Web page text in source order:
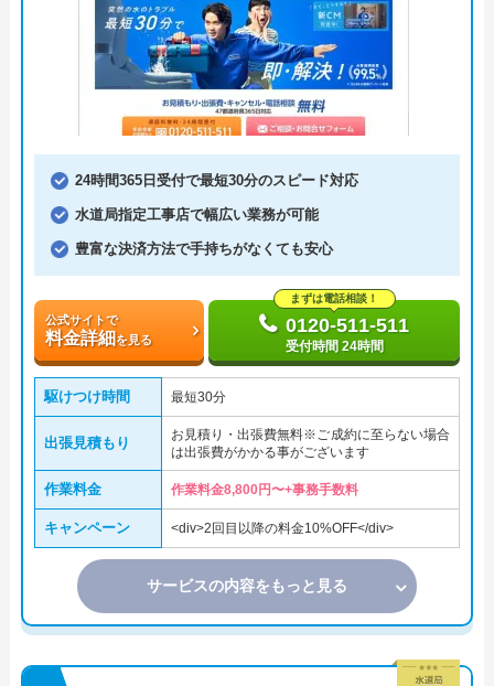
24時間365日受付で最短30分のスピード対応
水道局指定工事店で幅広い業務が可能
豊富な決済方法で手持ちがなくても安心
公式サイトで
料金詳細を見る
まずは電話相談！
0120-511-511
受付時間 24時間
駆けつけ時間 最短30分
出張見積もり
お見積り・出張費無料※ご成約に至らない場合
は出張費がかかる事がございます
作業料金 作業料金8,800円〜+事務手数料
キャンペーン <div>2回目以降の料金10%OFF</div>
サービスの内容をもっと見る